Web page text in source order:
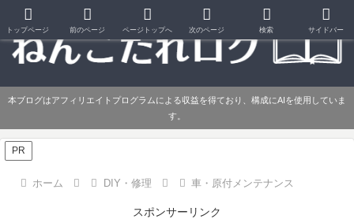
本ブログはアフィリエイトプログラムによる収益を得ており、構成にAIを使用していま
す。
PR
ホーム DIY・修理 車・原付メンテナンス
スポンサーリンク
トップページ 前のページ ページトップへ 次のページ 検索 サイドバー